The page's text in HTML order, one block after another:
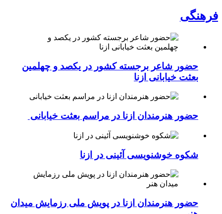
حضور شاعر برجسته کشور در یکصد و چهلمین
بعثت خیابانی ازنا
حضور هنرمندان ازنا در مراسم بعثت خیابانی
شکوه خوشنویسی آئینی در ازنا
حضور هنرمندان ازنا در پویش ملی رزمایش میدان